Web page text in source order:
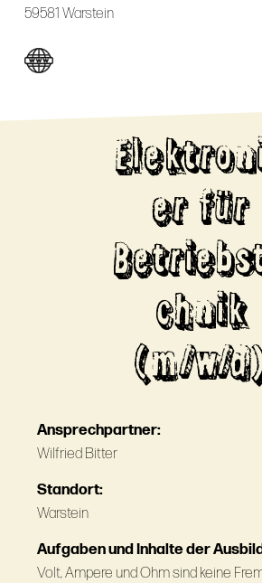
59581 Warstein
er für
chnik
(m/w/
Ansprechpartner:
Wilfried Bitter
Standort:
Warstein
Aufgaben und Inhalte der
Volt, Ampere und Ohm sind keine